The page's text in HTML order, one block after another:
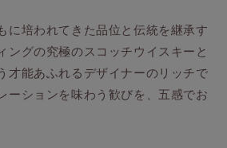
に培われてきた品位と伝統を継承す
ングの究極のスコッチウイスキーと
才能あふれるデザイナーのリッチで
ーションを味わう歓びを、五感でお